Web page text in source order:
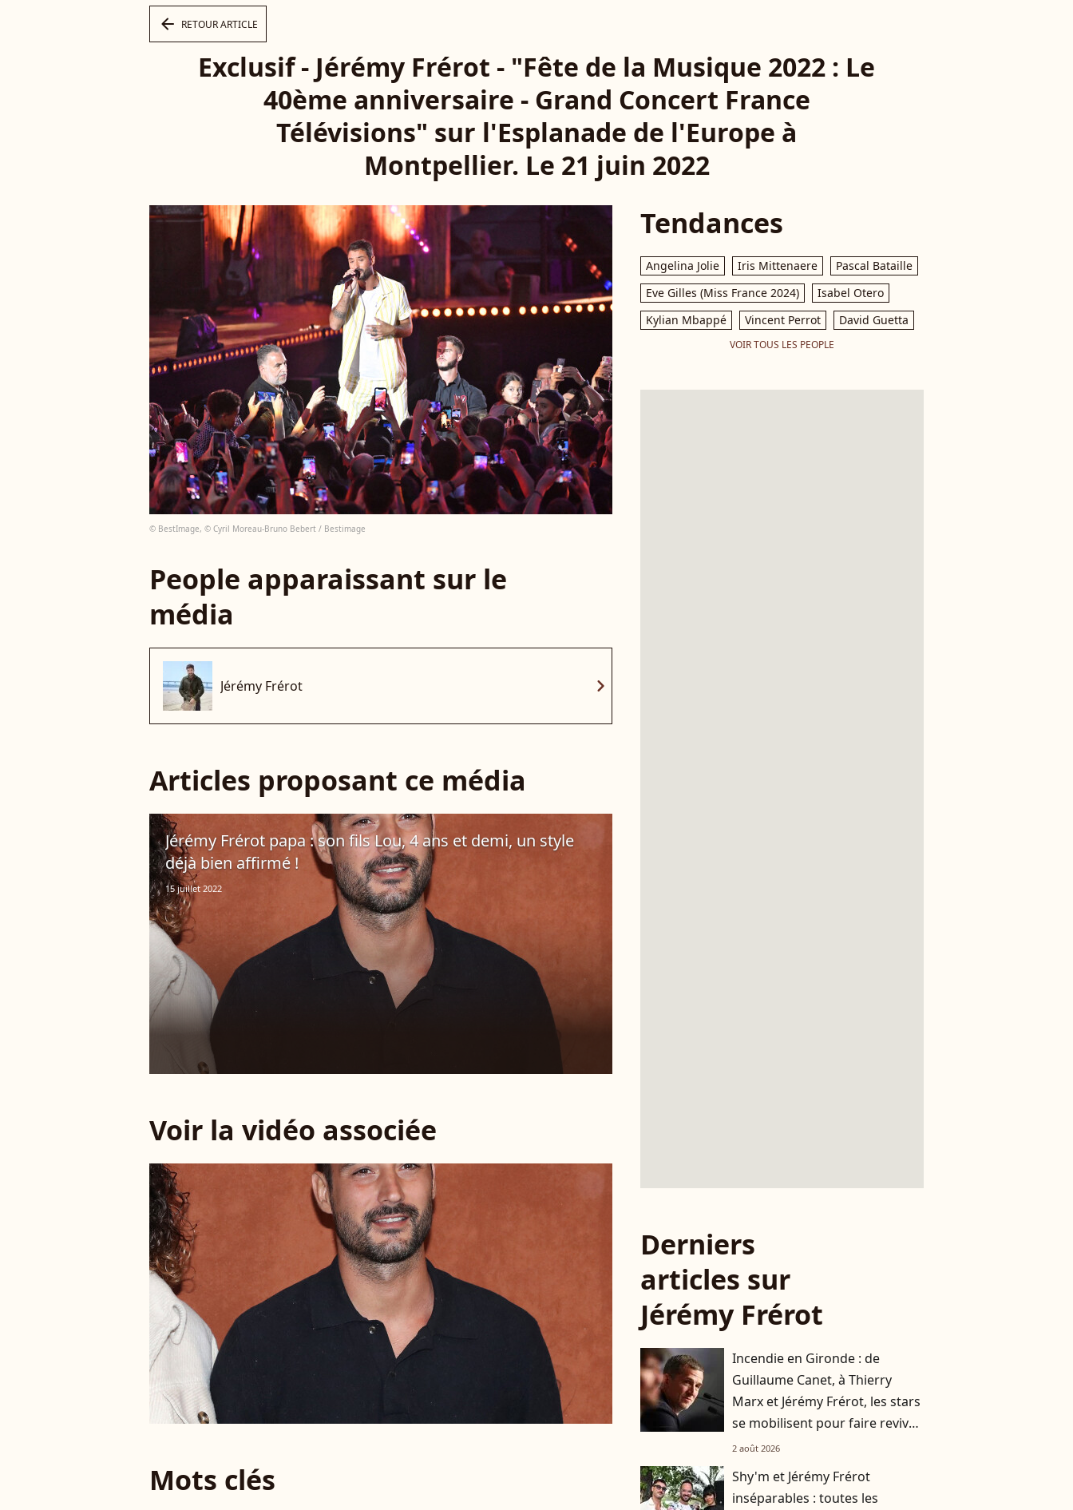
arrow_left RETOUR ARTICLE
Exclusif - Jérémy Frérot - "Fête de la Musique 2022 : Le
40ème anniversaire - Grand Concert France
Télévisions" sur l'Esplanade de l'Europe à
Montpellier. Le 21 juin 2022
© BestImage, © Cyril Moreau-Bruno Bebert / Bestimage
People apparaissant sur le
média
Jérémy Frérot chevron_right
Articles proposant ce média
Jérémy Frérot papa : son fils Lou, 4 ans et demi, un style
déjà bien affirmé !
15 juillet 2022
Voir la vidéo associée
Mots clés
Tendances
Angelina Jolie Iris Mittenaere
Pascal Bataille
Eve Gilles (Miss France 2024)
Isabel Otero
Kylian Mbappé
Vincent Perrot David Guetta
VOIR TOUS LES PEOPLE
Derniers
articles sur
Jérémy Frérot
Incendie en Gironde : de
Guillaume Canet, à Thierry
Marx et Jérémy Frérot, les stars
se mobilisent pour faire revivre
leur région
2 août 2026
Shy'm et Jérémy Frérot
inséparables : toutes les